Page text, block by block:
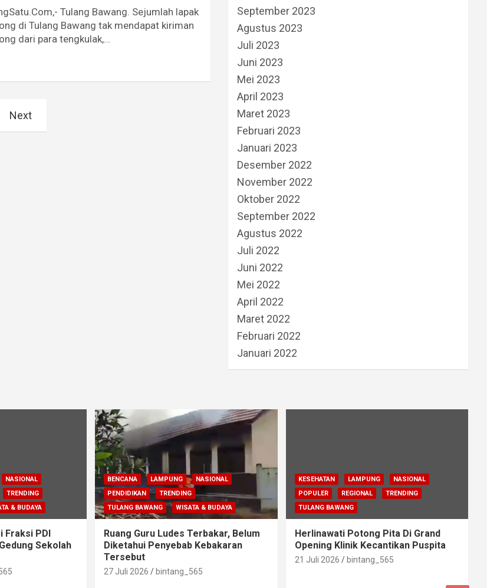
Tulang Bawang. Sejumlah lapak
di Tulang Bawang tak mendapat kiriman
dari para tengkulak,…
Next
September 2023
Agustus 2023
Juli 2023
Juni 2023
Mei 2023
April 2023
Maret 2023
Februari 2023
Januari 2023
Desember 2022
November 2022
Oktober 2022
September 2022
Agustus 2022
Juli 2022
Juni 2022
Mei 2022
April 2022
Maret 2022
Februari 2022
Januari 2022
NASIONAL
TRENDING
& BUDAYA
Fraksi PDI
Sekolah
BENCANA LAMPUNG
NASIONAL
PENDIDIKAN
TRENDING
TULANG BAWANG
WISATA & BUDAYA
Ruang Guru Ludes Terbakar, Belum
Diketahui Penyebab Kebakaran
Tersebut
27 Juli 2026 bintang_565
KESEHATAN LAMPUNG
NASIONAL
POPULER
REGIONAL
TRENDING
TULANG BAWANG
Herlinawati Potong Pita Di Grand
Opening Klinik Kecantikan Puspita
21 Juli 2026 bintang_565